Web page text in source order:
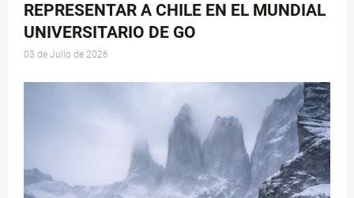
REPRESENTAR A CHILE EN EL MUNDIAL
UNIVERSITARIO DE GO
03 de Julio de 2026